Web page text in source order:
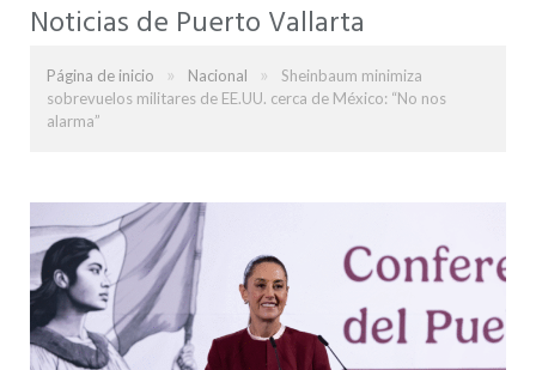
Noticias de Puerto Vallarta
Página de inicio » Nacional »
Sheinbaum minimiza
sobrevuelos militares de EE.UU. cerca de México: “No nos
alarma”